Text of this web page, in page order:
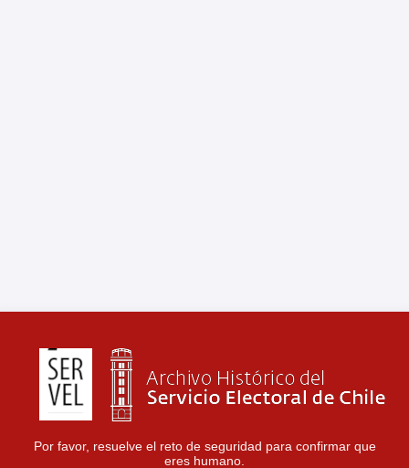
Por favor, resuelve el reto de seguridad para confirmar que
eres humano.